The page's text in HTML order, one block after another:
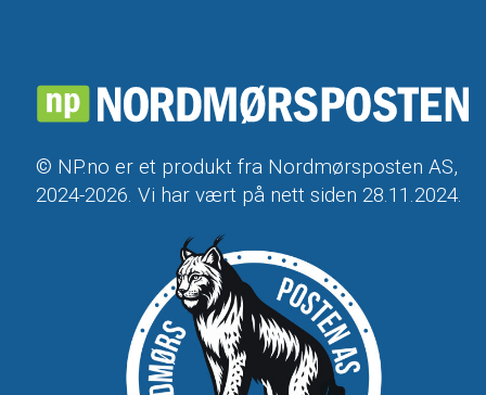
© NP.no er et produkt fra Nordmørsposten AS,
2024-2026. Vi har vært på nett siden 28.11.2024.